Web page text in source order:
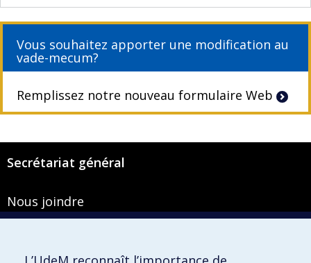
Vous souhaitez apporter une modification au
vade-mecum?
Remplissez notre nouveau formulaire Web
Secrétariat général
Nous joindre